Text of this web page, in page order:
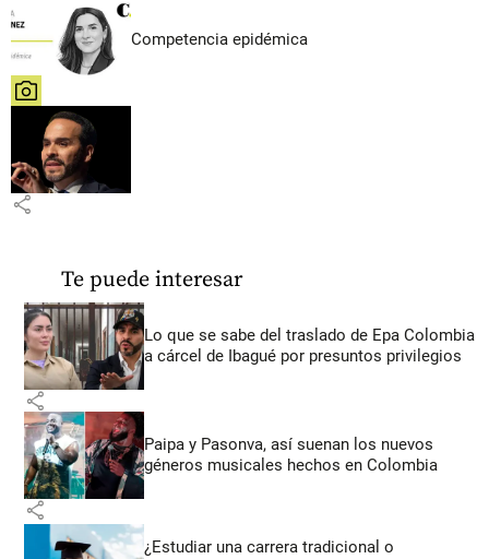
Competencia epidémica
share
share
Te puede interesar
Lo que se sabe del traslado de Epa Colombia
a cárcel de Ibagué por presuntos privilegios
share
Paipa y Pasonva, así suenan los nuevos
géneros musicales hechos en Colombia
share
¿Estudiar una carrera tradicional o